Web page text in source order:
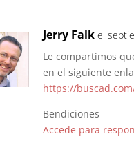
Jerry Falk el
Le compartimos
en el siguiente
https://
Bendiciones
Accede para